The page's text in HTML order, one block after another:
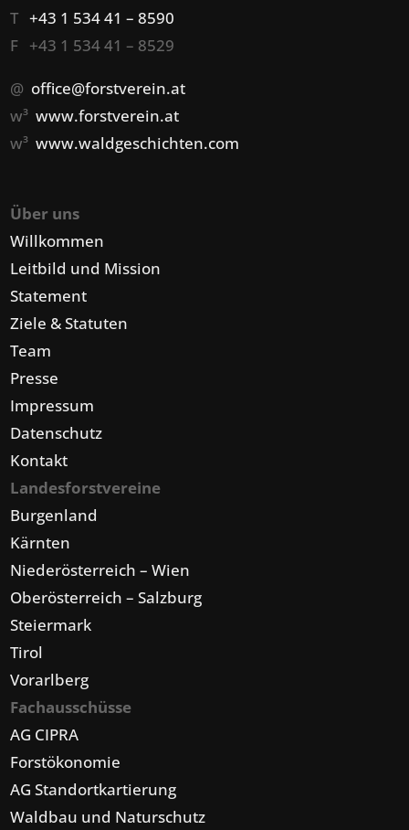
T+43 1 534 41 – 8590
F +43 1 534 41 – 8529
@ office@forstverein.at
w³www.forstverein.at
w³www.waldgeschichten.com
Über uns
Willkommen
Leitbild und Mission
Statement
Ziele & Statuten
Team
Presse
Impressum
Datenschutz
Kontakt
Landesforstvereine
Burgenland
Kärnten
Niederösterreich – Wien
Oberösterreich – Salzburg
Steiermark
Tirol
Vorarlberg
Fachausschüsse
AG CIPRA
Forstökonomie
AG Standortkartierung
Waldbau und Naturschutz